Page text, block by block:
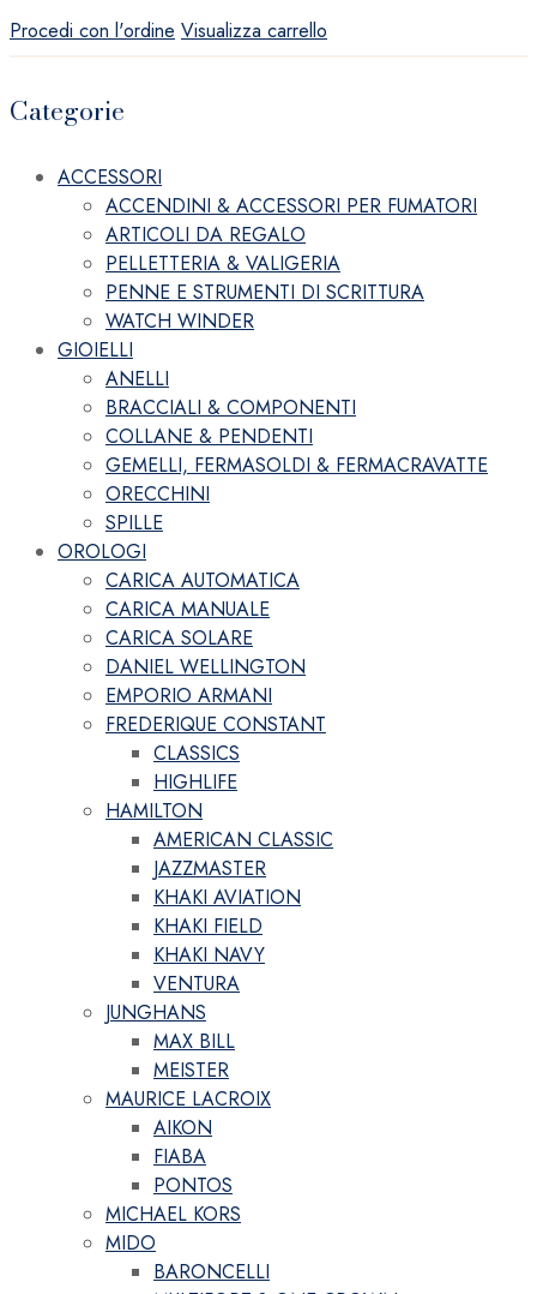
Procedi con l'ordine Visualizza carrello
Categorie
ACCESSORI
ACCENDINI & ACCESSORI PER FUMATORI
ARTICOLI DA REGALO
PELLETTERIA & VALIGERIA
PENNE E STRUMENTI DI SCRITTURA
WATCH WINDER
GIOIELLI
ANELLI
BRACCIALI & COMPONENTI
COLLANE & PENDENTI
GEMELLI, FERMASOLDI & FERMACRAVATTE
ORECCHINI
SPILLE
OROLOGI
CARICA AUTOMATICA
CARICA MANUALE
CARICA SOLARE
DANIEL WELLINGTON
EMPORIO ARMANI
FREDERIQUE CONSTANT
CLASSICS
HIGHLIFE
HAMILTON
AMERICAN CLASSIC
JAZZMASTER
KHAKI AVIATION
KHAKI FIELD
KHAKI NAVY
VENTURA
JUNGHANS
MAX BILL
MEISTER
MAURICE LACROIX
AIKON
FIABA
PONTOS
MICHAEL KORS
MIDO
BARONCELLI